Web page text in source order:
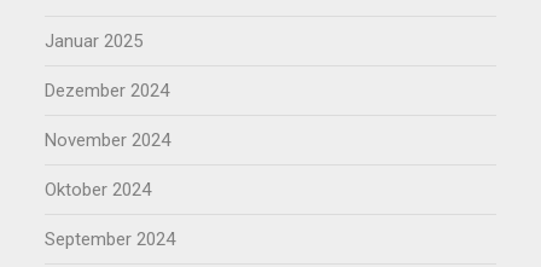
Januar 2025
Dezember 2024
November 2024
Oktober 2024
September 2024